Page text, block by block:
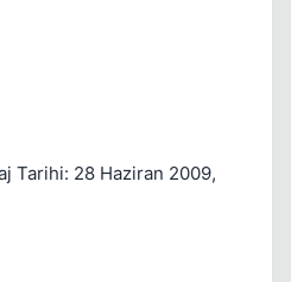
Tarihi: 28 Haziran 2009,